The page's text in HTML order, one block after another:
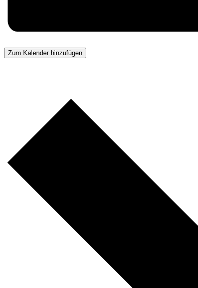
Zum Kalender hinzufügen